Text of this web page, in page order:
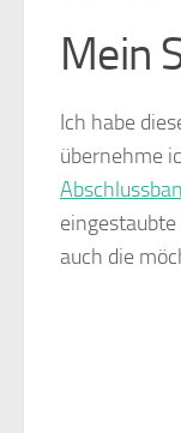
Mein
Ich habe
übernehme
auch die